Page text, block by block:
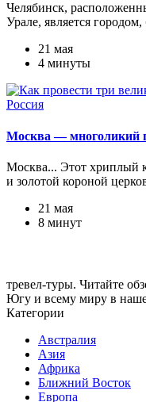
Челябинск,
Урале, является
21 мая
4 минуты
Россия
Москва — многоликий
Москва... Этот хриплый
и золотой короной
21 мая
8 минут
тревел-туры. Читайте
Югу и всему миру в
Категории
Австралия
Азия
Африка
Ближний Восток
Европа